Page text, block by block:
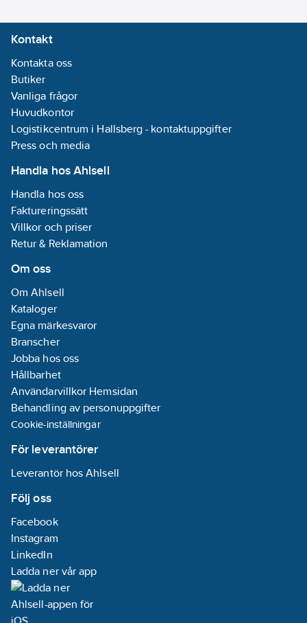
Kontakt
Kontakta oss
Butiker
Vanliga frågor
Huvudkontor
Logistikcentrum i Hallsberg - kontaktuppgifter
Press och media
Handla hos Ahlsell
Handla hos oss
Faktureringssätt
Villkor och priser
Retur & Reklamation
Om oss
Om Ahlsell
Kataloger
Egna märkesvaror
Branscher
Jobba hos oss
Hållbarhet
Användarvillkor Hemsidan
Behandling av personuppgifter
Cookie-inställningar
För leverantörer
Leverantör hos Ahlsell
Följ oss
Facebook
Instagram
LinkedIn
Ladda ner vår app